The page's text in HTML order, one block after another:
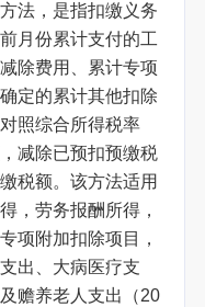
法，是指扣缴义务
月份累计支付的工
除费用、累计专项
定的累计其他扣除
照综合所得税率
减除已预扣预缴税
税额。该方法适用
，劳务报酬所得，
项附加扣除项目，
出、大病医疗支
赡养老人支出（20